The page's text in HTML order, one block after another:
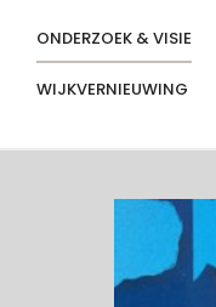
ONDERZOEK & VISIE
WIJKVERNIEUWING